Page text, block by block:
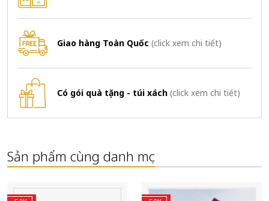
Giao hàng Toàn Quốc (click xem chi tiết)
Có gói quà tặng - túi xách (click xem chi tiết)
Sản phẩm cùng danh mục